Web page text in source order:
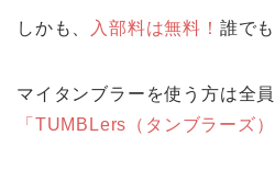
しかも、 入部料は無料！ 誰で
マイタンブラーを使う方は全員
「TUMBLers（タンブラーズ）